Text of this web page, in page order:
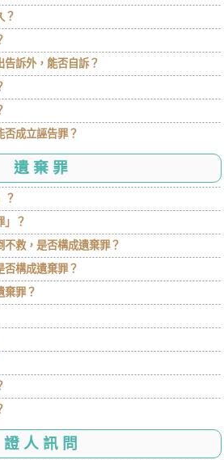
？
訴外，能否自訴？
否成立誣告罪？
遺棄罪
？
」？
不救，是否構成遺棄罪？
否構成遺棄罪？
棄罪？
證人訊問